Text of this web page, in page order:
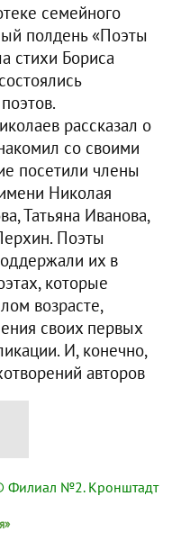
семейного
полдень «Поэты
стихи Бориса
рассказал о
со своими
посетили члены
Николая
Татьяна Иванова,
Поэты
их в
которые
возрасте,
своих первых
И, конечно,
авторов
Филиал №2. Кронштадт